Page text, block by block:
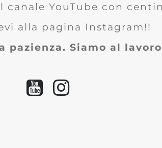
YouTube con
alla pagina Instagram!!
pazienza. Siamo al